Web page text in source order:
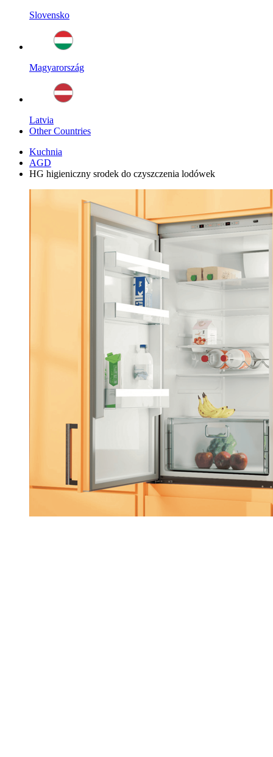
Slovensko
Magyarország
Latvia
Other Countries
Kuchnia
AGD
HG higieniczny srodek do czyszczenia lodówek